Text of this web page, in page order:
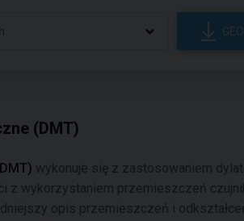
(DMT)
wykonuje się z zastosowaniem
z wykorzystaniem przemieszczeń
opis przemieszczeń i